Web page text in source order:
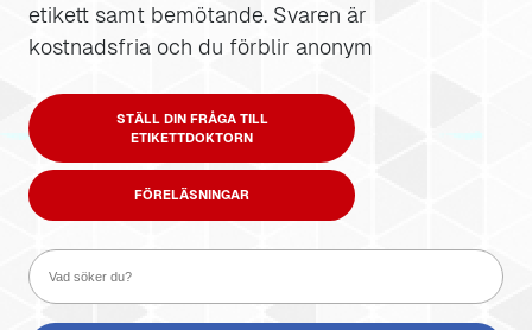
etikett samt bemötande. Svaren är
kostnadsfria och du förblir anonym
STÄLL DIN FRÅGA TILL
ETIKETTDOKTORN
FÖRELÄSNINGAR